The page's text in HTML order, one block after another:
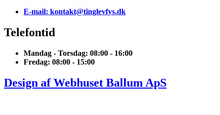
E-mail: kontakt@tinglevfys.dk
Telefontid
Mandag - Torsdag: 08:00 - 16:00
Fredag: 08:00 - 15:00
Design af Webhuset Ballum ApS